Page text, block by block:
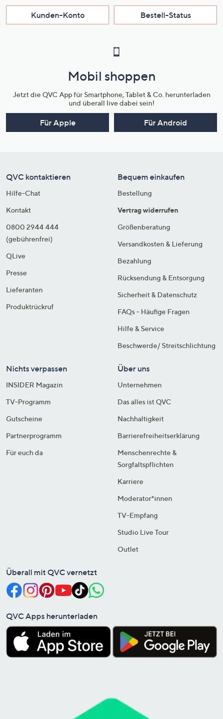
Kunden-Konto Bestell-Status
Mobil shoppen
Jetzt die QVC App für Smartphone, Tablet & Co. herunterladen
und überall live dabei sein!
Für Apple Für Android
QVC kontaktieren
Hilfe-Chat
Kontakt
0800 2944 444
(gebührenfrei)
QLive
Presse
Lieferanten
Produktrückruf
Bequem einkaufen
Bestellung
Vertrag widerrufen
Größenberatung
Versandkosten & Lieferung
Bezahlung
Rücksendung & Entsorgung
Sicherheit & Datenschutz
FAQs - Häufige Fragen
Hilfe & Service
Beschwerde/ Streitschlichtung
Nichts verpassen
INSIDER Magazin
TV-Programm
Gutscheine
Partnerprogramm
Für euch da
Über uns
Unternehmen
Das alles ist QVC
Nachhaltigkeit
Barrierefreiheitserklärung
Menschenrechte &
Sorgfaltspflichten
Karriere
Moderator*innen
TV-Empfang
Studio Live Tour
Outlet
Überall mit QVC vernetzt
QVC Apps herunterladen